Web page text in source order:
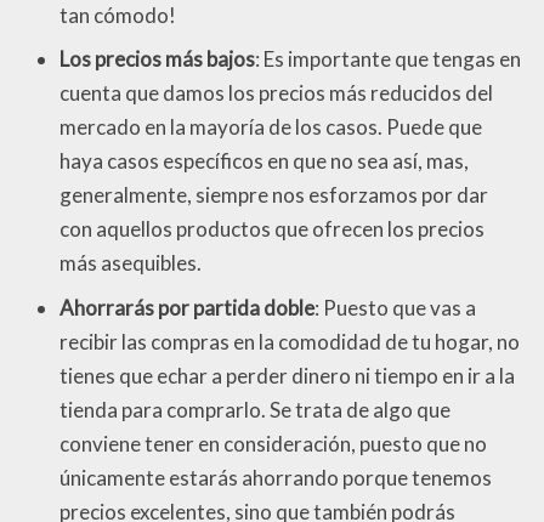
tan cómodo!
Los precios más bajos: Es importante que tengas en
cuenta que damos los precios más reducidos del
mercado en la mayoría de los casos. Puede que
haya casos específicos en que no sea así, mas,
generalmente, siempre nos esforzamos por dar
con aquellos productos que ofrecen los precios
más asequibles.
Ahorrarás por partida doble: Puesto que vas a
recibir las compras en la comodidad de tu hogar, no
tienes que echar a perder dinero ni tiempo en ir a la
tienda para comprarlo. Se trata de algo que
conviene tener en consideración, puesto que no
únicamente estarás ahorrando porque tenemos
precios excelentes, sino que también podrás